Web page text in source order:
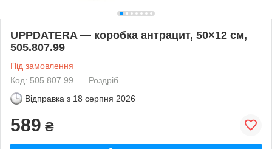
UPPDATERA — коробка антрацит, 50×12 см,
505.807.99
Під замовлення
Код: 505.807.99
Роздріб
Відправка з 18 серпня 2026
589 ₴